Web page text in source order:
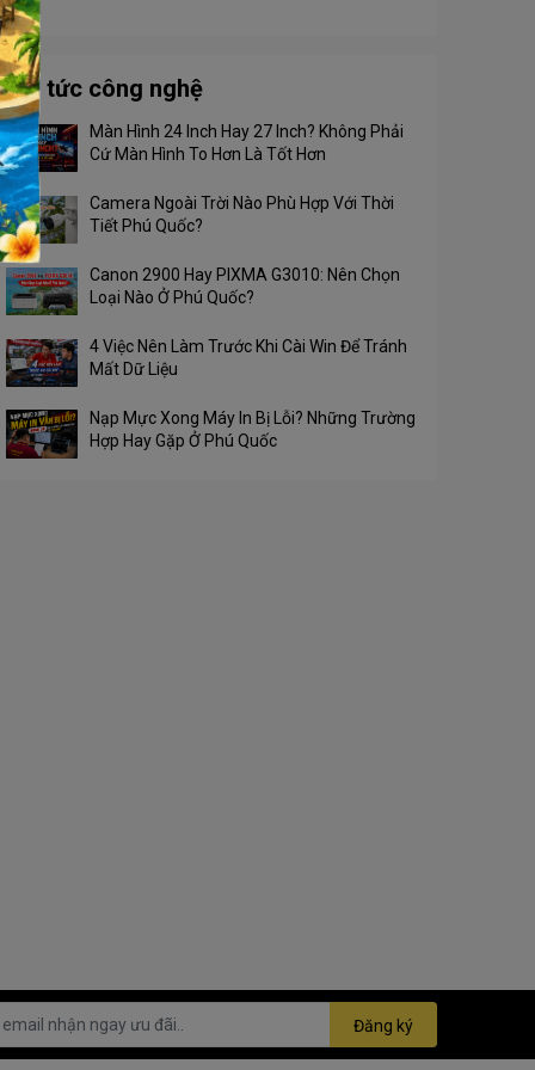
Độ phân giải
Màu sắc hiển thị
Tin tức công nghệ
Màn Hình 24 Inch Hay 27 Inch? Không Phải
Cứ Màn Hình To Hơn Là Tốt Hơn
Camera Ngoài Trời Nào Phù Hợp Với Thời
Tiết Phú Quốc?
Canon 2900 Hay PIXMA G3010: Nên Chọn
Loại Nào Ở Phú Quốc?
4 Việc Nên Làm Trước Khi Cài Win Để Tránh
Mất Dữ Liệu
Nạp Mực Xong Máy In Bị Lỗi? Những Trường
Hợp Hay Gặp Ở Phú Quốc
Đăng ký